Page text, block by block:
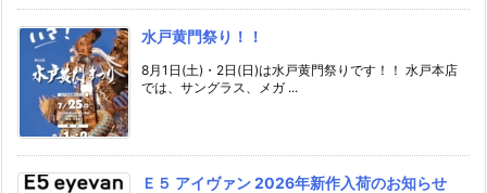
水戸黄門祭り！！
8月1日(土)・2日(日)は水戸黄門祭りです！！ 水戸本店
では、サングラス、メガ ...
Ｅ５ アイヴァン 2026年新作入荷のお知らせ